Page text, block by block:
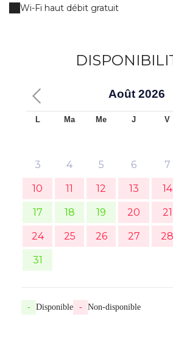
Wi-Fi haut débit gratuit
Août 2026
L Ma Me J V
3 4 5 6 7
10 11 12 13 14
17 18 19 20 21
24 25 26 27 28
31
- Disponible - Non-disponible